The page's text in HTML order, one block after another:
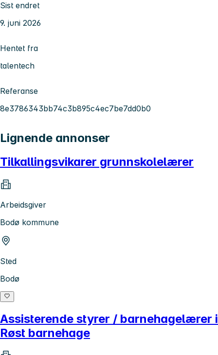
Sist endret
9. juni 2026
Hentet fra
talentech
Referanse
8e3786343bb74c3b895c4ec7be7dd0b0
Lignende annonser
Tilkallingsvikarer grunnskolelærer
Arbeidsgiver
Bodø kommune
Sted
Bodø
Assisterende styrer / barnehagelærer i
Røst barnehage